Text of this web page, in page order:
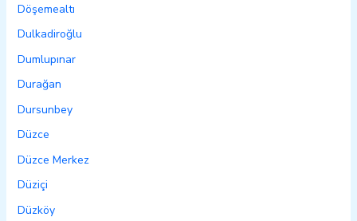
Döşemealtı
Dulkadiroğlu
Dumlupınar
Durağan
Dursunbey
Düzce
Düzce Merkez
Düziçi
Düzköy